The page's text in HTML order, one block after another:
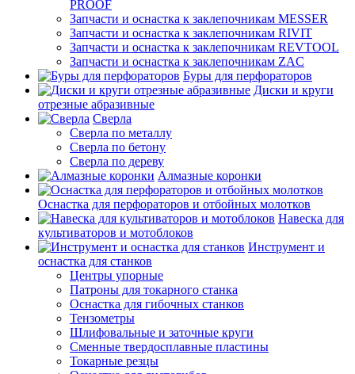
PROOF
Запчасти и оснастка к заклепочникам MESSER
Запчасти и оснастка к заклепочникам RIVIT
Запчасти и оснастка к заклепочникам REVTOOL
Запчасти и оснастка к заклепочникам ZAC
Буры для перфораторов
Диски и круги
отрезные абразивные
Сверла
Сверла по металлу
Сверла по бетону
Сверла по дереву
Алмазные коронки
Оснастка для перфораторов и отбойных молотков
Навеска для
культиваторов и мотоблоков
Инструмент и
оснастка для станков
Центры упорные
Патроны для токарного станка
Оснастка для гибочных станков
Тензометры
Шлифовальные и заточные круги
Сменные твердосплавные пластины
Токарные резцы